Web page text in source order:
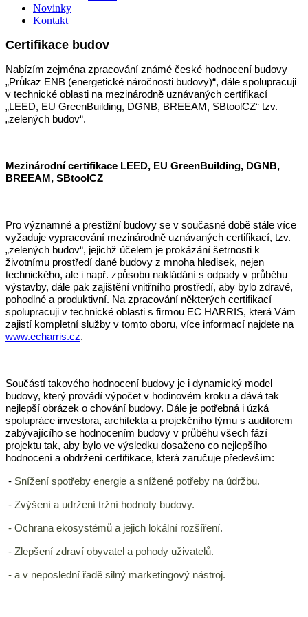
Novinky
Kontakt
Certifikace budov
Nabízím zejména zpracování známé české hodnocení budovy
„Průkaz ENB (energetické náročnosti budovy)“, dále spolupracuji
v technické oblasti na mezinárodně uznávaných certifikací
„LEED, EU GreenBuilding, DGNB, BREEAM, SBtoolCZ“ tzv.
„zelených budov“.
Mezinárodní certifikace LEED, EU GreenBuilding, DGNB,
BREEAM, SBtoolCZ
Pro významné a prestižní budovy se v současné době stále více
vyžaduje vypracování mezinárodně uznávaných certifikací, tzv.
„zelených budov“, jejichž účelem je prokázání šetrnosti k
životnímu prostředí dané budovy z mnoha hledisek, nejen
technického, ale i např. způsobu nakládání s odpady v průběhu
výstavby, dále pak zajištění vnitřního prostředí, aby bylo zdravé,
pohodlné a produktivní. Na zpracování některých certifikací
spolupracuji v technické oblasti s firmou EC HARRIS, která Vám
zajistí kompletní služby v tomto oboru, více informací najdete na
www.echarris.cz.
Součástí takového hodnocení budovy je i dynamický model
budovy, který provádí výpočet v hodinovém kroku a dává tak
nejlepší obrázek o chování budovy. Dále je potřebná i úzká
spolupráce investora, architekta a projekčního týmu s auditorem
zabývajícího se hodnocením budovy v průběhu všech fází
projektu tak, aby bylo ve výsledku dosaženo co nejlepšího
hodnocení a obdržení certifikace, která zaručuje především:
- Snížení spotřeby energie a snížené potřeby na údržbu.
- Zvýšení a udržení tržní hodnoty budovy.
- Ochrana ekosystémů a jejich lokální rozšíření.
- Zlepšení zdraví obyvatel a pohody uživatelů.
- a v neposlední řadě silný marketingový nástroj.